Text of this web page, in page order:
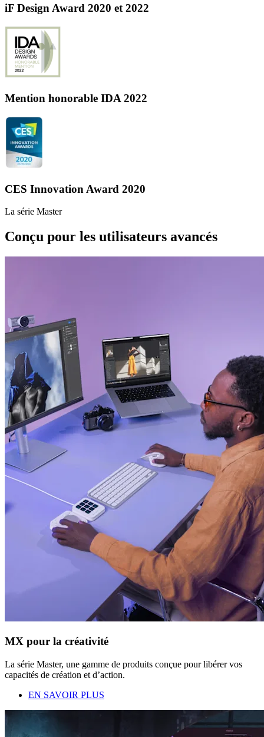
iF Design Award 2020 et 2022
Mention honorable IDA 2022
CES Innovation Award 2020
La série Master
Conçu pour les utilisateurs avancés
MX pour la créativité
La série Master, une gamme de produits conçue pour libérer vos
capacités de création et d’action.
EN SAVOIR PLUS